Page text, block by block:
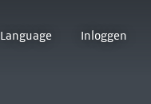
Language Inloggen